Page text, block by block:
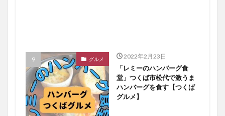
グルメ 2022年2月23日
「レミーのハンバーグ食
堂」つくば市松代で激うま
ハンバーグを食す【つくば
グルメ】